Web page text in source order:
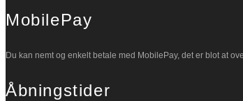
MobilePay
Du kan nemt og enkelt betale med MobilePay, det er blot at
Åbningstider